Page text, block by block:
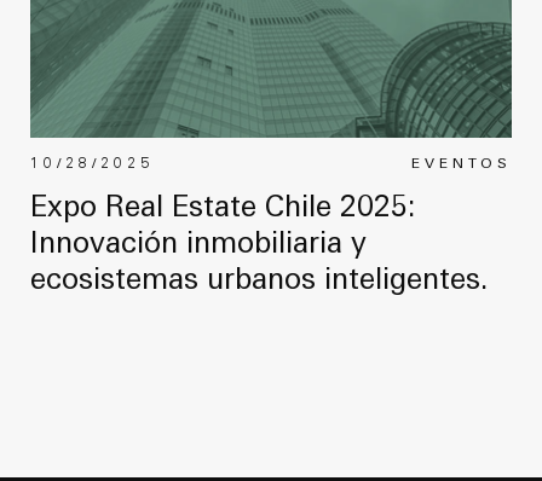
EVENTOS
10/28/2025
Expo Real Estate Chile 2025:
Innovación inmobiliaria y
ecosistemas urbanos inteligentes.